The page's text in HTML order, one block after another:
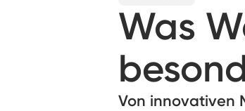
Was
Von innovativen